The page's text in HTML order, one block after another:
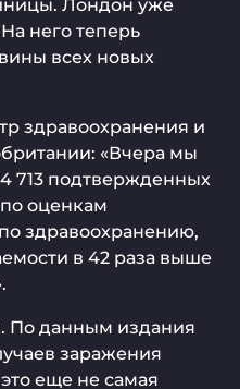
Лондон уже
него теперь
всех новых
здравоохранения и
«Вчера мы
713 подтвержденных
оценкам
здравоохранению,
в 42 раза выше
По данным издания
заражения
еще не самая